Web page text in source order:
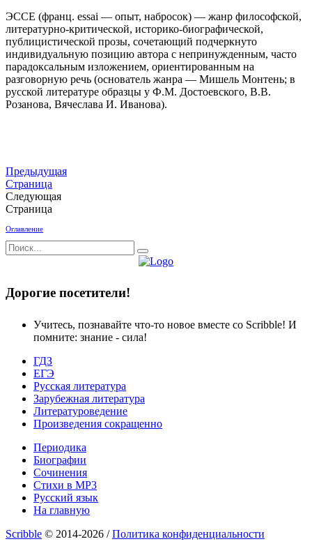
ЭССЕ (франц. essai — опыт, набросок) — жанр философской,
литературно-критической, историко-биографической,
публицистической прозы, сочетающий подчеркнуто
индивидуальную позицию автора с непринужденным, часто
парадоксальным изложением, ориентированным на
разговорную речь (основатель жанра — Мишель Монтень; в
русской литературе образцы у Ф.М. Достоевского, В.В.
Розанова, Вячеслава И. Иванова).
Предыдущая
Страница
Следующая
Страница
Оглавление
Дорогие посетители!
Учитесь, познавайте что-то новое вместе со Scribble! И
помните: знание - сила!
ГДЗ
ЕГЭ
Русская литература
Зарубежная литература
Литературоведение
Произведения сокращенно
Периодика
Биографии
Сочинения
Стихи в MP3
Русский язык
На главную
Scribble © 2014-2026 /Политика конфиденциальности